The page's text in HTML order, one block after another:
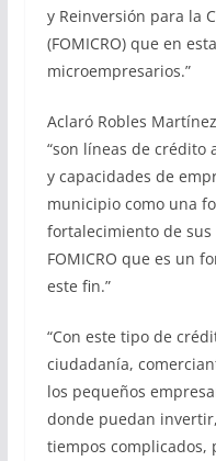
y Reinversión para la
(FOMICRO) que en
microempresarios.”
Aclaró Robles
“son líneas de crédito
y capacidades de
municipio como una
fortalecimiento de
FOMICRO que es un
este fin.”
“Con este tipo de
ciudadanía,
los pequeños
donde puedan
tiempos complicados,